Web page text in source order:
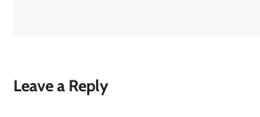
Leave a Reply